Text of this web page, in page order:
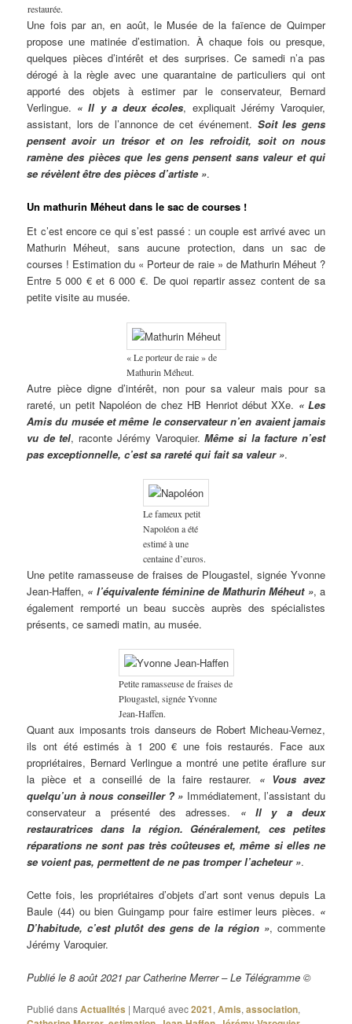
restaurée.
Une fois par an, en août, le Musée de la faïence de Quimper
propose une matinée d’estimation. À chaque fois ou presque,
quelques pièces d’intérêt et des surprises. Ce samedi n’a pas
dérogé à la règle avec une quarantaine de particuliers qui ont
apporté des objets à estimer par le conservateur, Bernard
Verlingue. « Il y a deux écoles, expliquait Jérémy Varoquier,
assistant, lors de l’annonce de cet événement. Soit les gens
pensent avoir un trésor et on les refroidit, soit on nous
ramène des pièces que les gens pensent sans valeur et qui
se révèlent être des pièces d’artiste ».
Un mathurin Méheut dans le sac de courses !
Et c’est encore ce qui s’est passé : un couple est arrivé avec un
Mathurin Méheut, sans aucune protection, dans un sac de
courses ! Estimation du « Porteur de raie » de Mathurin Méheut ?
Entre 5 000 € et 6 000 €. De quoi repartir assez content de sa
petite visite au musée.
« Le porteur de raie » de
Mathurin Méheut.
Autre pièce digne d’intérêt, non pour sa valeur mais pour sa
rareté, un petit Napoléon de chez HB Henriot début XXe. « Les
Amis du musée et même le conservateur n’en avaient jamais
vu de tel, raconte Jérémy Varoquier.Même si la facture n’est
pas exceptionnelle, c’est sa rareté qui fait sa valeur ».
Le fameux petit
Napoléon a été
estimé à une
centaine d’euros.
Une petite ramasseuse de fraises de Plougastel, signée Yvonne
Jean-Haffen, « l’équivalente féminine de Mathurin Méheut », a
également remporté un beau succès auprès des spécialistes
présents, ce samedi matin, au musée.
Petite ramasseuse de fraises de
Plougastel, signée Yvonne
Jean-Haffen.
Quant aux imposants trois danseurs de Robert Micheau-Vernez,
ils ont été estimés à 1 200 € une fois restaurés. Face aux
propriétaires, Bernard Verlingue a montré une petite éraflure sur
la pièce et a conseillé de la faire restaurer. « Vous avez
quelqu’un à nous conseiller ? » Immédiatement, l’assistant du
conservateur a présenté des adresses. « Il y a deux
restauratrices dans la région. Généralement, ces petites
réparations ne sont pas très coûteuses et, même si elles ne
se voient pas, permettent de ne pas tromper l’acheteur ».
Cette fois, les propriétaires d’objets d’art sont venus depuis La
Baule (44) ou bien Guingamp pour faire estimer leurs pièces. «
D’habitude, c’est plutôt des gens de la région », commente
Jérémy Varoquier.
Publié le 8 août 2021 par Catherine Merrer – Le Télégramme ©
Publié dansActualités | Marqué avec2021,Amis,association,